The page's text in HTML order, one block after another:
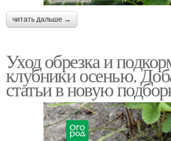
читать дальше →
Уход обрезка и
клубники осенью.
статьи в новую